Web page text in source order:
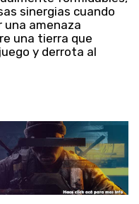
sinergias cuando
una amenaza
una tierra que
y derrota al